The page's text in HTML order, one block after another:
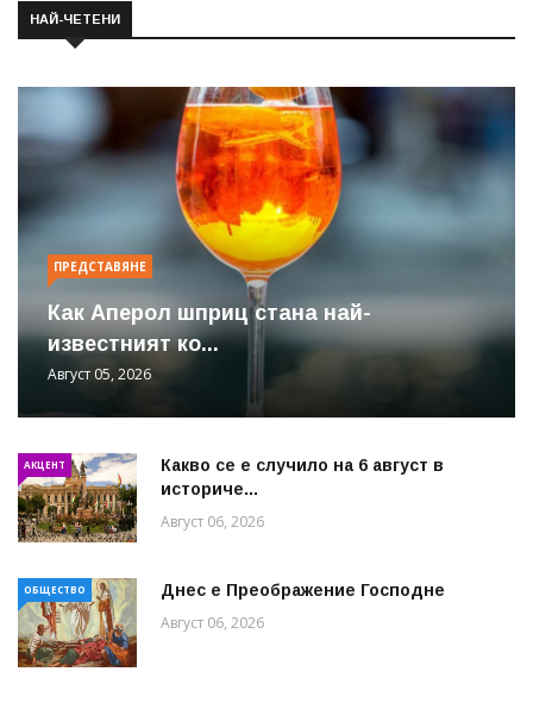
НАЙ-ЧЕТЕНИ
ПРЕДСТАВЯНЕ
Как Аперол шприц стана най-
известният ко...
Август 05, 2026
АКЦЕНТ
Какво се е случило на 6 август в
историче...
Август 06, 2026
ОБЩЕСТВО Днес е Преображение Господне
Август 06, 2026